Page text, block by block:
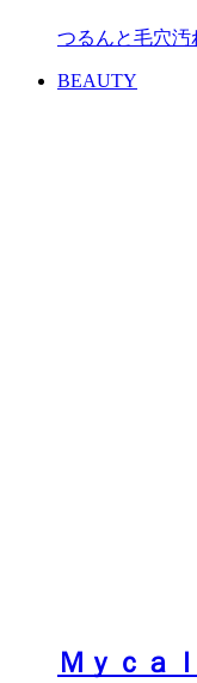
つるんと毛穴汚
BEAUTY
Ｍｙｃａ